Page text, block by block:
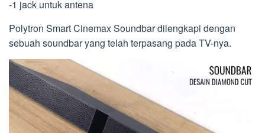
-1 jack untuk antena
Polytron Smart Cinemax Soundbar dilengkapi dengan
sebuah soundbar yang telah terpasang pada TV-nya.